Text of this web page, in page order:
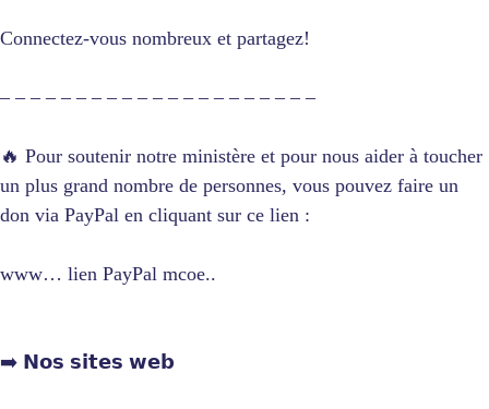
Connectez-vous nombreux et partagez!
– – – – – – – – – – – – – – – – – – – – –
🔥 Pour soutenir notre ministère et pour nous aider à toucher
un plus grand nombre de personnes, vous pouvez faire un
don via PayPal en cliquant sur ce lien :
www… lien PayPal mcoe..
➡️ 𝗡𝗼𝘀 𝘀𝗶𝘁𝗲𝘀 𝘄𝗲𝗯